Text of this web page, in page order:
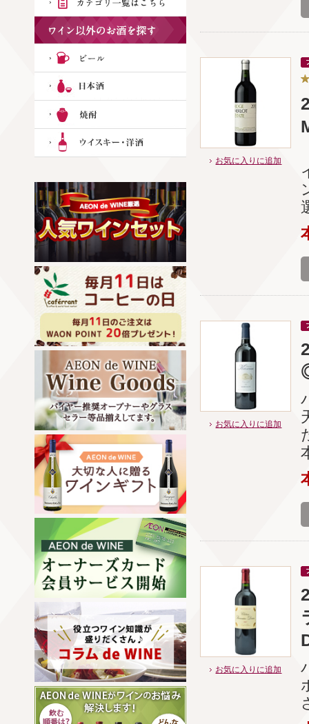
お気に入りに追加
お気に入りに追加
お気に入りに追加